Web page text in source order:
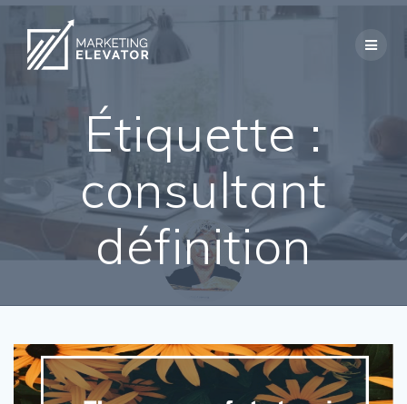
Étiquette :
consultant
définition